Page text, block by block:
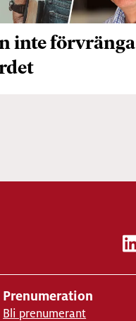
inte förvränga
Prenumeration
Bli prenumerant